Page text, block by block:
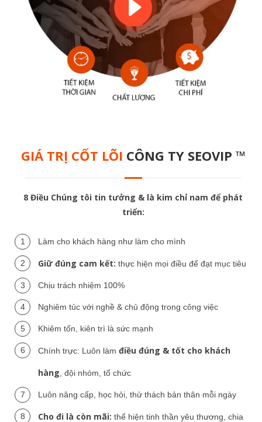
GIÁ TRỊ CỐT LÕI CÔNG TY SEOVIP ™
8 Điều Chúng tôi tin tưởng & là kim chỉ nam để phát
triển:
Làm cho khách hàng như làm cho mình
Giữ đúng cam kết: thực hiện mọi điều để đạt mục tiêu
Chịu trách nhiệm 100%
Nghiêm túc với nghề & chủ động trong công việc
Khiêm tốn, kiên trì là sức mạnh
Chính trực: Luôn làm điều đúng & tốt cho khách
hàng , đội nhóm, tổ chức
Luôn nâng cấp, học hỏi, thử thách bản thân mỗi ngày
Cho đi là còn mãi: thể hiện tinh thần yêu thương, chia